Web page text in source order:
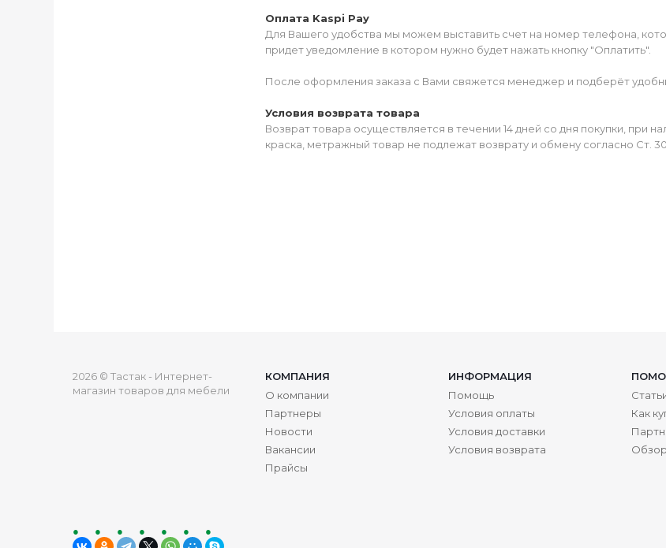
Оплата Kaspi Pay
Для Вашего удобства мы можем выставить счет на номер телефона,
придет уведомление в котором нужно будет нажать кнопку "Оплатить".
После оформления заказа с Вами свяжется менеджер и подберёт
Условия возврата товара
Возврат товара осуществляется в течении 14 дней со дня покупки, при
краска, метражный товар не подлежат возврату и обмену согласно Ст.
2026 © Тастак - Интернет-
магазин товаров для мебели
КОМПАНИЯ ИНФОРМАЦИЯ
О компании
Партнеры
Новости
Вакансии
Прайсы
Помощь
Условия оплаты
Условия доставки
Условия возврата
Как